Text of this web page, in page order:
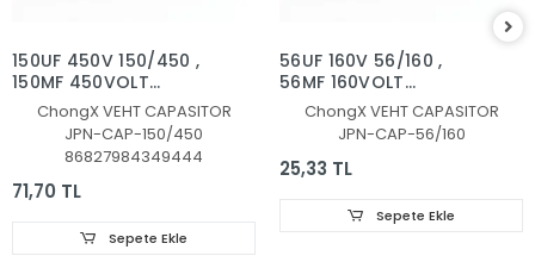
150UF 450V 150/450 ,
150MF 450VOLT
KONDANSATÖR
ChongX VEHT CAPASITOR
JPN-CAP-150/450
86827984349444
71,70 TL
Sepete Ekle
56UF 160V 56/160 ,
56MF 160VOLT
KONDANSATÖR
ChongX VEHT CAPASITOR
JPN-CAP-56/160
25,33 TL
Sepete Ekle